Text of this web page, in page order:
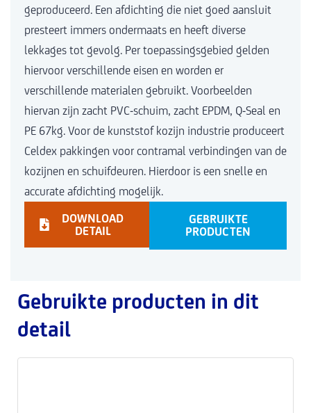
geproduceerd. Een afdichting die niet goed aansluit
presteert immers ondermaats en heeft diverse
lekkages tot gevolg. Per toepassingsgebied gelden
hiervoor verschillende eisen en worden er
verschillende materialen gebruikt. Voorbeelden
hiervan zijn zacht PVC-schuim, zacht EPDM, Q-Seal en
PE 67kg. Voor de kunststof kozijn industrie produceert
Celdex pakkingen voor contramal verbindingen van de
kozijnen en schuifdeuren. Hierdoor is een snelle en
accurate afdichting mogelijk.
DOWNLOAD
DETAIL
GEBRUIKTE
PRODUCTEN
Gebruikte producten in dit
detail